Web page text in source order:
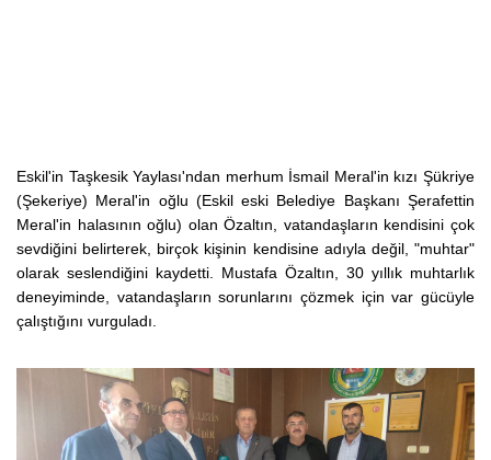
Eskil'in Taşkesik Yaylası'ndan merhum İsmail Meral'in kızı Şükriye
(Şekeriye) Meral'in oğlu (Eskil eski Belediye Başkanı Şerafettin
Meral'in halasının oğlu) olan Özaltın, vatandaşların kendisini çok
sevdiğini belirterek, birçok kişinin kendisine adıyla değil, "muhtar"
olarak seslendiğini kaydetti. Mustafa Özaltın, 30 yıllık muhtarlık
deneyiminde, vatandaşların sorunlarını çözmek için var gücüyle
çalıştığını vurguladı.